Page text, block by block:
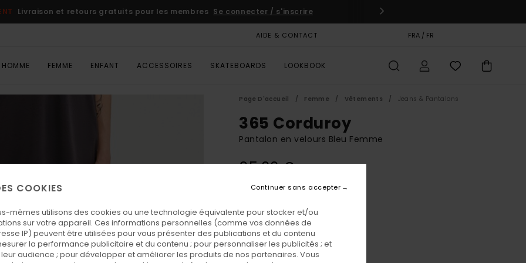
Livraison et retours gratuits pour les membres Se connecter / s'inscrire
AIDE & CONTACT FRA / FR
HOMME FEMME ENFANT ACCESSOIRES SKATEBOARDS LOOKBOOK
Page D'accueil Femme Vêtements Jeans & Pantalons
365 Corduroy
Pantalon en velours Bleu Femme
95,00 €
COOKIES
mêmes utilisons des cookies ou une technologie équivalente pour stocker et/ou
sur votre appareil. Ces informations personnelles (comme vos données de
IP) peuvent être utilisées pour vous présenter des publications et du contenu
la performance publicitaire et du contenu ; pour personnaliser les publicités ; et
audience ; pour développer et améliorer les produits de nos partenaires. Vous
Continuer sans accepter